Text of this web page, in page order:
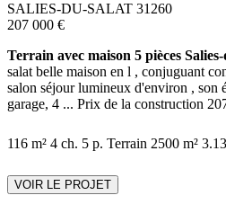
SALIES-DU-SALAT 31260
207 000 €
Terrain avec maison 5 pièces
salat belle maison en l , conjuguant
salon séjour lumineux d'environ , son
garage, 4 ... Prix de la construction
116 m² 4 ch. 5 p. Terrain 2500 m²
VOIR LE PROJET